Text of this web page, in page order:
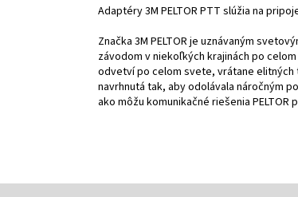
Adaptéry 3M PELTOR PTT slúžia na
Značka 3M PELTOR je uznávaným
závodom v niekoľkých krajinách po
odvetví po celom svete, vrátane elitných
navrhnutá tak, aby odolávala náročným
ako môžu komunikačné riešenia